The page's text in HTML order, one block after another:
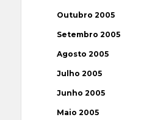
Outubro 2005
Setembro 2005
Agosto 2005
Julho 2005
Junho 2005
Maio 2005